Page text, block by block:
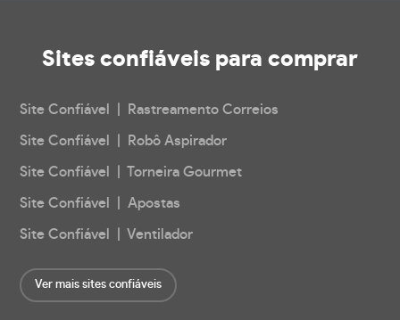
Sites confiáveis para comprar
Site Confiável | Rastreamento Correios
Site Confiável | Robô Aspirador
Site Confiável | Torneira Gourmet
Site Confiável | Apostas
Site Confiável | Ventilador
Ver mais sites confiáveis